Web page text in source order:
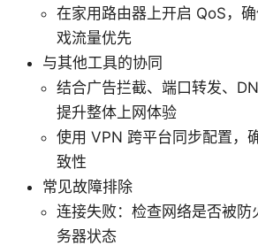
在家用路由器上开启 QoS，
戏流量优先
与其他工具的协同
结合广告拦截、端口转发、
提升整体上网体验
使用 VPN 跨平台同步配置，
致性
常见故障排除
连接失败：检查网络是否被防
务器状态